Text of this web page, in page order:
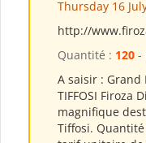
Thursday 16
http://
Quantité : 120 -
A saisir : Grand
TIFFOSI Firoza
magnifique
Tiffosi.